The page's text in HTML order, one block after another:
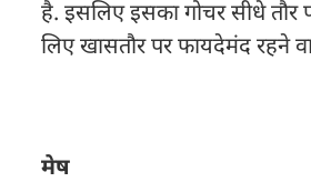
है. इसलिए इसका गोचर सीधे
लिए खासतौर पर फायदेमंद रहने
मेष